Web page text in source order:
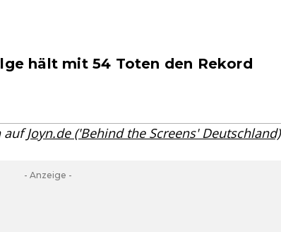
hält mit 54 Toten den Rekord
aufJoyn.de ('Behind the Screens' Deutschland)
- Anzeige -